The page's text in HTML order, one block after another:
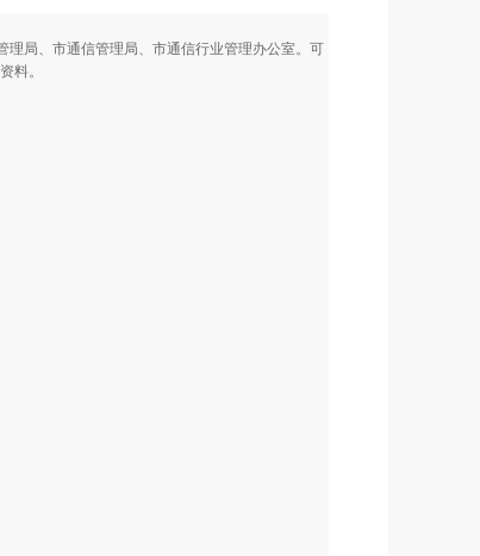
局、市通信管理局、市通信行业管理办公室。可
料。